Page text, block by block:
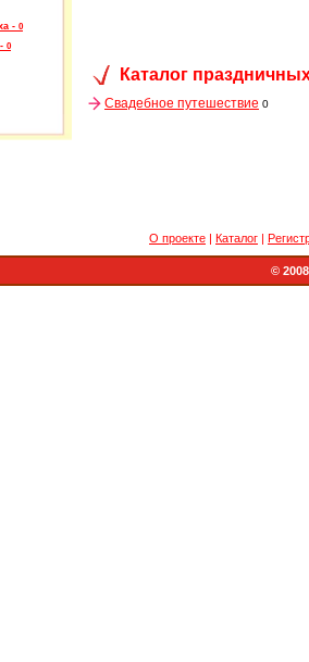
- 0
0
Каталог
Свадебное путешествие 0
О проекте Каталог
©